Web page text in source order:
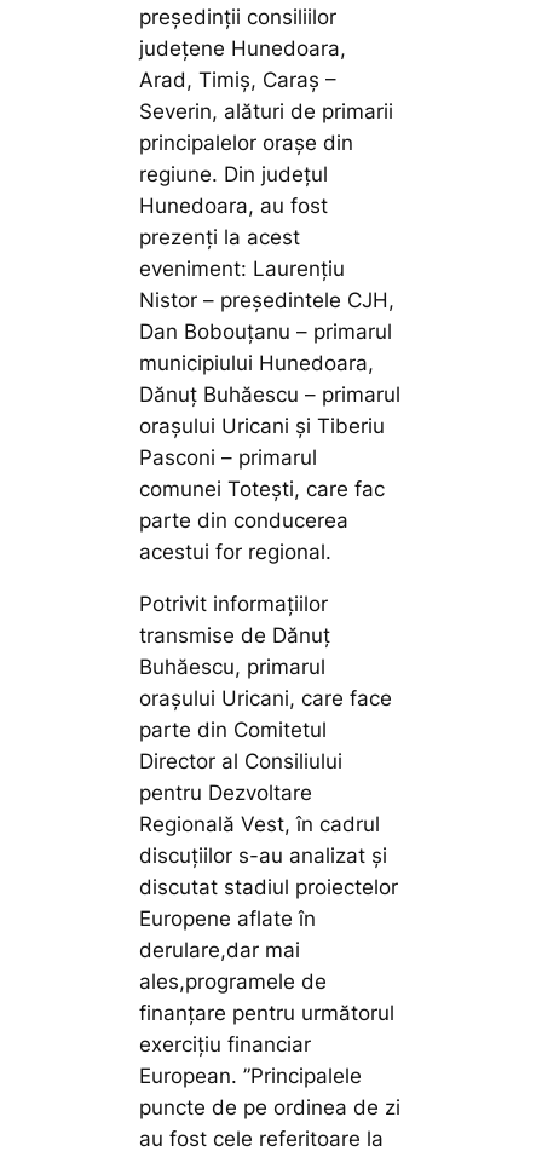
preşedinţii consiliilor
judeţene Hunedoara,
Arad, Timiş, Caraş –
Severin, alături de primarii
principalelor oraşe din
regiune. Din județul
Hunedoara, au fost
prezenți la acest
eveniment: Laurențiu
Nistor – președintele CJH,
Dan Bobouțanu – primarul
municipiului Hunedoara,
Dănuț Buhăescu – primarul
orașului Uricani și Tiberiu
Pasconi – primarul
comunei Totești, care fac
parte din conducerea
acestui for regional.
Potrivit informațiilor
transmise de Dănuț
Buhăescu, primarul
orașului Uricani, care face
parte din Comitetul
Director al Consiliului
pentru Dezvoltare
Regională Vest, în cadrul
discuțiilor s-au analizat și
discutat stadiul proiectelor
Europene aflate în
derulare,dar mai
ales,programele de
finanțare pentru următorul
exercițiu financiar
European.”Principalele
puncte de pe ordinea de zi
au fost cele referitoare la